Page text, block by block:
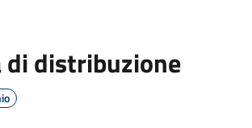
di distribuzione